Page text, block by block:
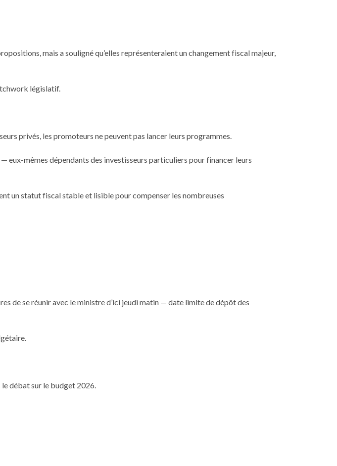
mais a souligné qu’elles représenteraient un changement fiscal majeur,
législatif.
privés, les promoteurs ne peuvent pas lancer leurs programmes.
eux-mêmes dépendants des investisseurs particuliers pour financer leurs
un statut fiscal stable et lisible pour compenser les nombreuses
de se réunir avec le ministre d’ici jeudi matin — date limite de dépôt des
le débat sur le budget 2026.